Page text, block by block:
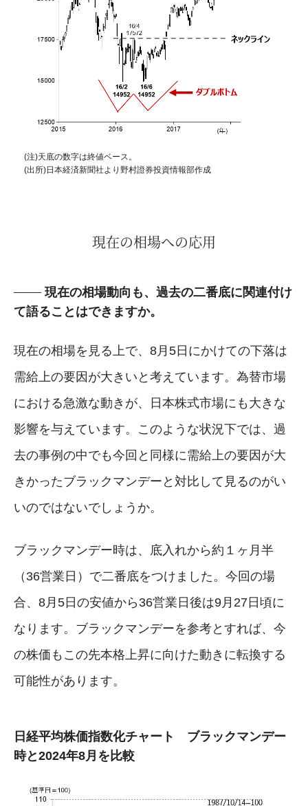
(注)天底の数字は終値ベース。
(出所)日本経済新聞社より野村證券投資情報部作成
現在の相場への応用
現在の相場動向も、過去の二番底に関連付け
て語ることはできますか。
現在の相場を見る上で、8月5日にかけての下落は
需給上の要因が大きいと考えています。為替市場
における急激な動きが、日本株式市場にも大きな
影響を与えています。このような状況下では、過
去の事例の中でも今回と同様に需給上の要因が大
きかったブラックマンデーと対比して見るのがい
いのではないでしょうか。
ブラックマンデー時は、底入れから約１ヶ月半
（36営業日）で二番底をつけました。今回の場
合、8月5日の安値から36営業日後は9月27日頃に
なります。ブラックマンデーを参考とすれば、今
の株価もこの先本格上昇に向けた動きに転換する
可能性があります。
日経平均株価指数化チャート ブラックマンデー
時と2024年8月を比較